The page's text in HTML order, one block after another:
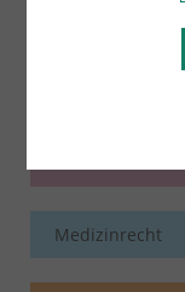
Medizinrecht